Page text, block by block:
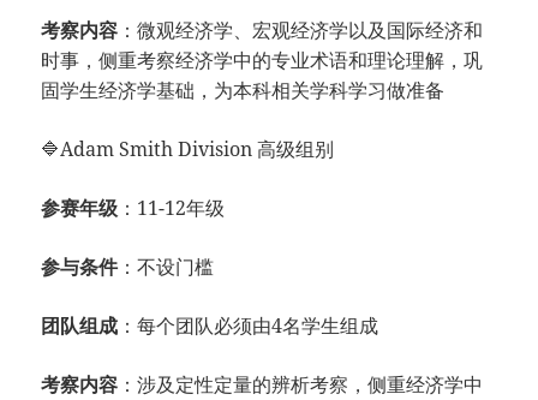
考察内容 ：微观经济学、宏观经济学以及国际经济和
时事，侧重考察经济学中的专业术语和理论理解，巩
固学生经济学基础，为本科相关学科学习做准备
🔷Adam Smith Division 高级组别
参赛年级 ：11-12年级
参与条件：不设门槛
团队组成 ：每个团队必须由4名学生组成
考察内容 ：涉及定性定量的辨析考察，侧重经济学中